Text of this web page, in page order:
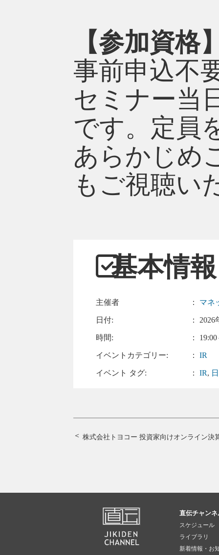
【参加資格
事前申込不
セミナー当
です。定員
あらかじめ
もご視聴い
基本情報
主催者 ： マネ
日付: ： 2026
時間: ：
イベントカテゴリー: ：IR
イベント タグ: ：IR,
株式会社トヨコー 投資家向けオンライン決
直伝チャン
スケジュール
ライブラリ
新着情報・お